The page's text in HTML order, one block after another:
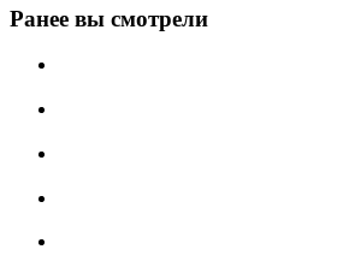
Ранее вы смотрели